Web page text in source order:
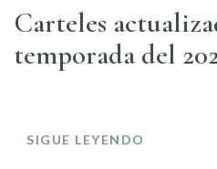
Carteles
temporada del
SIGUE LEYENDO